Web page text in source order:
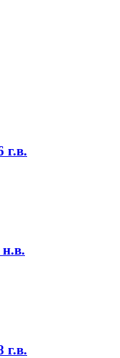
г.в.
г.в.